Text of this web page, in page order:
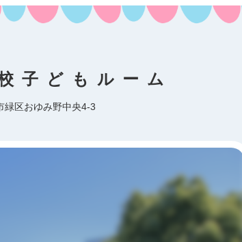
子どもルーム
緑区おゆみ野中央4-3